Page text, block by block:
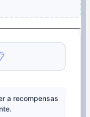
a recompensas